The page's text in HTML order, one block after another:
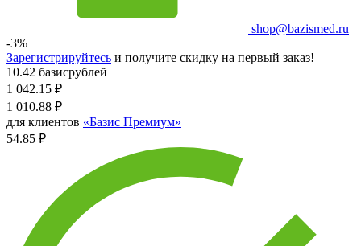
shop@bazismed.ru
-3%
Зарегистрируйтесь и получите скидку на первый заказ!
10.42 базисрублей
1 042.15 ₽
1 010.88 ₽
для клиентов «Базис Премиум»
54.85 ₽